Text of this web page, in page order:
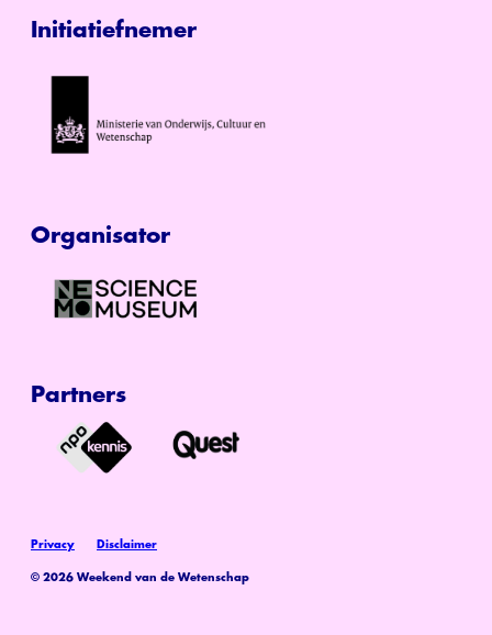
Initiatiefnemer
Organisator
Partners
© 2026 Weekend van de Wetenschap
Privacy Disclaimer